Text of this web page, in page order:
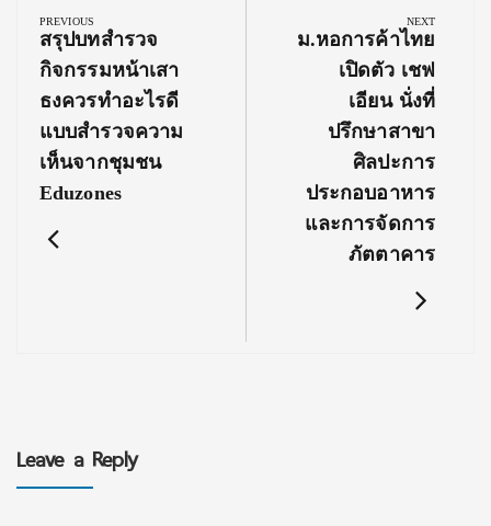
navigation
PREVIOUS
Previous
Post:
สรุปบทสำรวจ
กิจกรรมหน้าเสา
ธงควรทำอะไรดี
แบบสำรวจความ
เห็นจากชุมชน
Eduzones
NEXT
Next
Post:
ม.หอการค้าไทย
เปิดตัว เชฟ
เอียน นั่งที่
ปรึกษาสาขา
ศิลปะการ
ประกอบอาหาร
และการจัดการ
ภัตตาคาร
Leave a Reply